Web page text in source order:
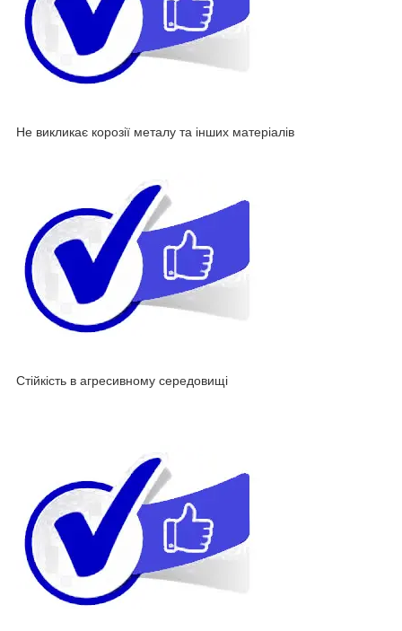
Не викликає корозії металу та інших матеріалів
Стійкість в агресивному середовищі